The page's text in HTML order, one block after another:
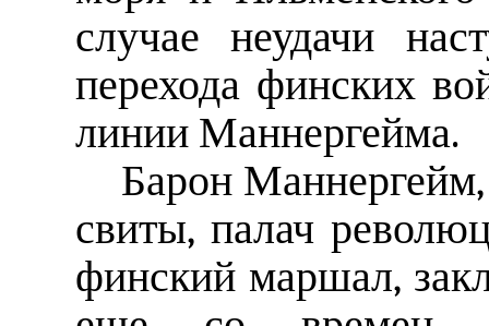
случае неудачи
перехода финских
линии Маннергейма.
Барон Маннергейм,
свиты, палач
финский маршал,